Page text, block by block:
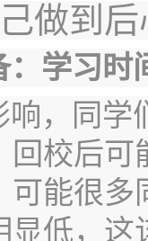
做到
：学习时
响，同学
回校后
可能很
显低，这